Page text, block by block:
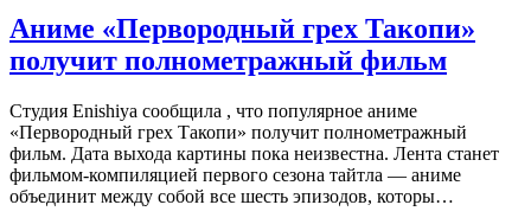
Аниме «Первородный грех Такопи»
получит полнометражный фильм
Студия Enishiya сообщила , что популярное аниме
«Первородный грех Такопи» получит полнометражный
фильм. Дата выхода картины пока неизвестна. Лента станет
фильмом-компиляцией первого сезона тайтла — аниме
объединит между собой все шесть эпизодов, которы…